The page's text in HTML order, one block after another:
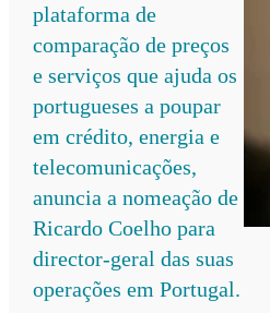
plataforma de
comparação de preços
e serviços que ajuda os
portugueses a poupar
em crédito, energia e
telecomunicações,
anuncia a nomeação de
Ricardo Coelho para
director-geral das suas
operações em Portugal.